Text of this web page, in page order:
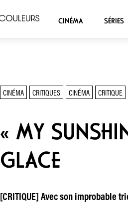
CINÉMA SÉRIES
CINÉMA CRITIQUES CINÉMA CRITIQUE
« MY
GLACE
[CRITIQUE] Avec son improbable